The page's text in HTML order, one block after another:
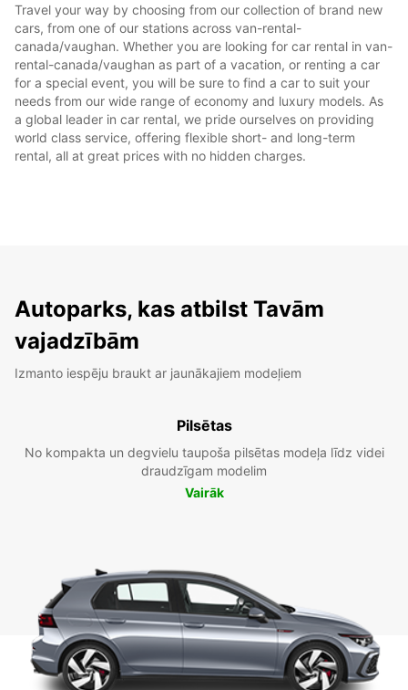
Travel your way by choosing from our collection of brand new
cars, from one of our stations across van-rental-
canada/vaughan. Whether you are looking for car rental in van-
rental-canada/vaughan as part of a vacation, or renting a car
for a special event, you will be sure to find a car to suit your
needs from our wide range of economy and luxury models. As
a global leader in car rental, we pride ourselves on providing
world class service, offering flexible short- and long-term
rental, all at great prices with no hidden charges.
Autoparks, kas atbilst Tavām
vajadzībām
Izmanto iespēju braukt ar jaunākajiem modeļiem
Pilsētas
No kompakta un degvielu taupoša pilsētas modeļa līdz videi
draudzīgam modelim
Vairāk